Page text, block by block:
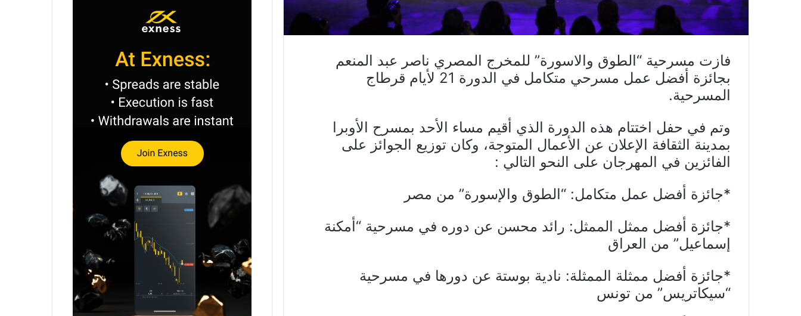
فازت مسرحية “الطوق والاسورة” للمخرج المصري ناصر عبد المنعم
بجائزة أفضل عمل مسرحي متكامل في الدورة 21 لأيام قرطاج
المسرحية.
وتم في حفل اختتام هذه الدورة الذي أقيم مساء الأحد بمسرح الأوبرا
بمدينة الثقافة الإعلان عن الأعمال المتوجة، وكان توزيع الجوائز على
الفائزين في المهرجان على النحو التالي :
*جائزة أفضل عمل متكامل: “الطوق والإسورة” من مصر
*جائزة أفضل ممثل الممثل: رائد محسن عن دوره في مسرحية “أمكنة
إسماعيل” من العراق
*جائزة أفضل ممثلة الممثلة: نادية بوستة عن دورها في مسرحية
“سيكاتريس” من تونس